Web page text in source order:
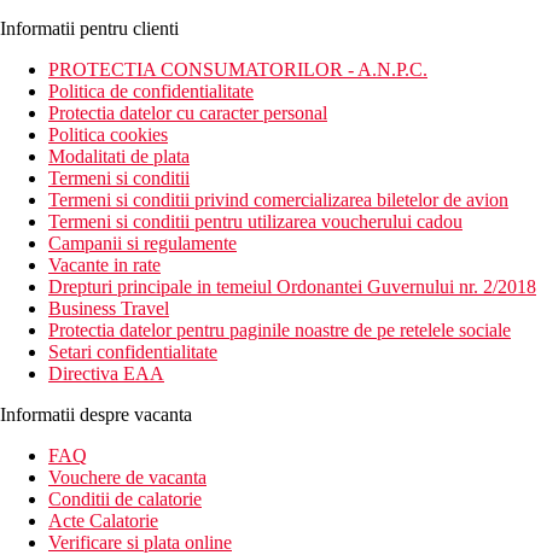
Informatii pentru clienti
PROTECTIA CONSUMATORILOR - A.N.P.C.
Politica de confidentialitate
Protectia datelor cu caracter personal
Politica cookies
Modalitati de plata
Termeni si conditii
Termeni si conditii privind comercializarea biletelor de avion
Termeni si conditii pentru utilizarea voucherului cadou
Campanii si regulamente
Vacante in rate
Drepturi principale in temeiul Ordonantei Guvernului nr. 2/2018
Business Travel
Protectia datelor pentru paginile noastre de pe retelele sociale
Setari confidentialitate
Directiva EAA
Informatii despre vacanta
FAQ
Vouchere de vacanta
Conditii de calatorie
Acte Calatorie
Verificare si plata online